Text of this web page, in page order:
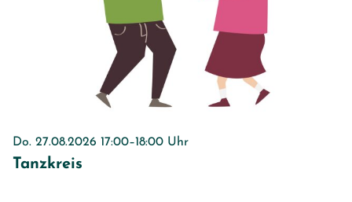
Do. 27.08.2026 17:00–18:00 Uhr
Tanzkreis